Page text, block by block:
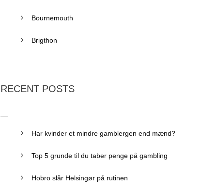
Bournemouth
Brigthon
RECENT POSTS
Har kvinder et mindre gamblergen end mænd?
Top 5 grunde til du taber penge på gambling
Hobro slår Helsingør på rutinen